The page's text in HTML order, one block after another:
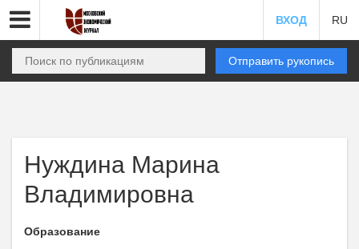
ВХОД RU
Отправить рукопись
Нуждина Марина
Владимировна
Образование